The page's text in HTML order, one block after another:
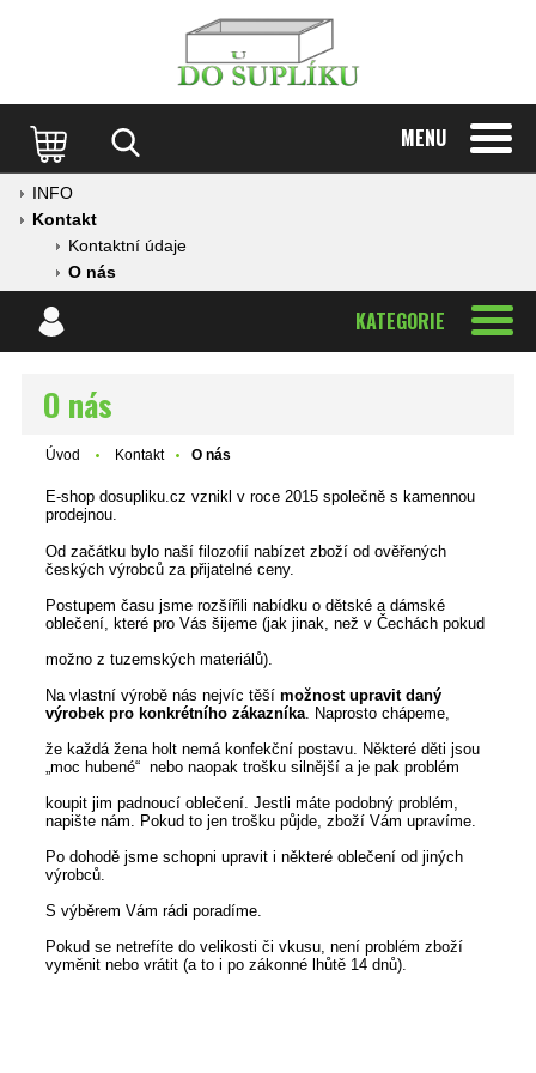
MENU
INFO
Kontakt
Kontaktní údaje
O nás
KATEGORIE
O nás
Úvod Kontakt O nás
E-shop dosupliku.cz vznikl v roce 2015 společně s kamennou
prodejnou.
Od začátku bylo naší filozofií nabízet zboží od ověřených
českých výrobců za přijatelné ceny.
Postupem času jsme rozšířili nabídku o dětské a dámské
oblečení, které pro Vás šijeme (jak jinak, než v Čechách pokud
možno z tuzemských materiálů).
Na vlastní výrobě nás nejvíc těší možnost upravit daný
výrobek pro konkrétního zákazníka. Naprosto chápeme,
že každá žena holt nemá konfekční postavu. Některé děti jsou
„moc hubené“ nebo naopak trošku silnější a je pak problém
koupit jim padnoucí oblečení. Jestli máte podobný problém,
napište nám. Pokud to jen trošku půjde, zboží Vám upravíme.
Po dohodě jsme schopni upravit i některé oblečení od jiných
výrobců.
S výběrem Vám rádi poradíme.
Pokud se netrefíte do velikosti či vkusu, není problém zboží
vyměnit nebo vrátit (a to i po zákonné lhůtě 14 dnů).